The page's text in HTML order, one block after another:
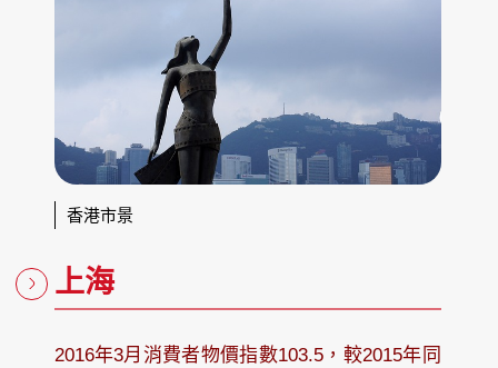
香港市景
上海
2016年3月消費者物價指數103.5，較2015年同